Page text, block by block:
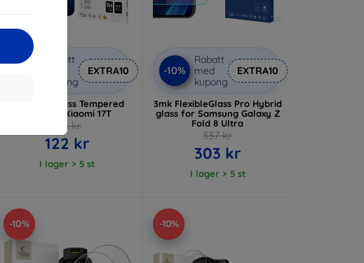
Rabatt
kupong
EXTRA10
3mk HardGlass Tempered
glass for Xiaomi 17T
136 kr
122 kr
I lager > 5 st
-10%
Rabatt
med
kupong
EXTRA10
3mk FlexibleGlass Pro Hybrid
glass for Samsung Galaxy Z
Fold 8 Ultra
337 kr
303 kr
I lager > 5 st
-10% -10%